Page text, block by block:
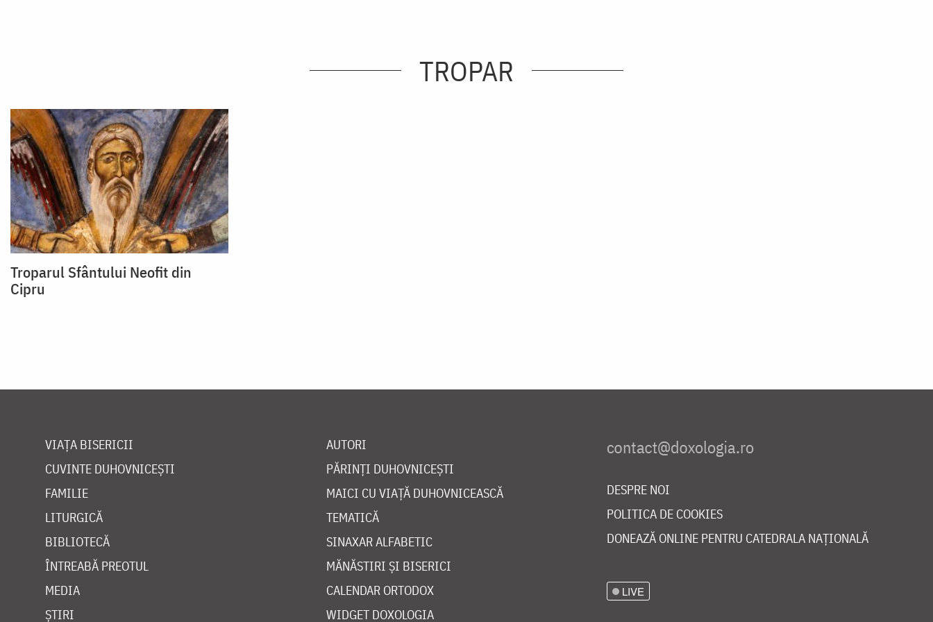
TROPAR
Troparul Sfântului Neofit din
Cipru
VIAȚA BISERICII
CUVINTE DUHOVNICEȘTI
FAMILIE
LITURGICĂ
BIBLIOTECĂ
ÎNTREABĂ PREOTUL
MEDIA
ȘTIRI
AUTORI
PĂRINȚI DUHOVNICEȘTI
MAICI CU VIAȚĂ DUHOVNICEASCĂ
TEMATICĂ
SINAXAR ALFABETIC
MĂNĂSTIRI ȘI BISERICI
CALENDAR ORTODOX
WIDGET DOXOLOGIA
DESPRE NOI
POLITICA DE COOKIES
DONEAZĂ ONLINE PENTRU CATEDRALA NAȚIONALĂ
LIVE